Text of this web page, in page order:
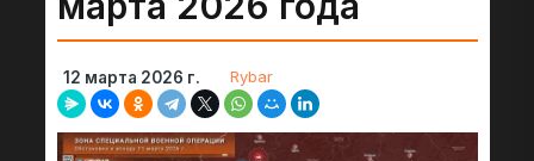
12 марта 2026 г. Rybar